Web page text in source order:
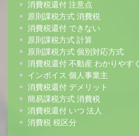
消費税還付 注意点
原則課税方式 消費税
消費税還付 できない
原則課税方式 計算
原則課税方式 個別対応方式
消費税還付 不動産 わかりやすく
インボイス 個人事業主
消費税還付 デメリット
簡易課税方式 消費税
消費税還付 いつ 法人
消費税 税区分